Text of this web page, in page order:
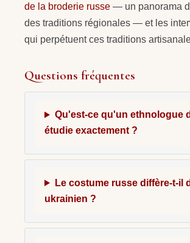
de la broderie russe — un panorama
des traditions régionales — et les
qui perpétuent ces traditions
Questions fréquentes
Qu'est-ce qu'un ethnologue
étudie exactement ?
Le costume russe diffère-t-il
ukrainien ?